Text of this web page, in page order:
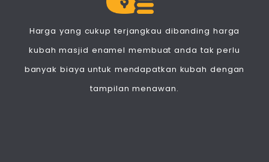
Harga yang cukup terjangkau dibanding harga
kubah masjid enamel membuat anda tak perlu
banyak biaya untuk mendapatkan kubah dengan
tampilan menawan.